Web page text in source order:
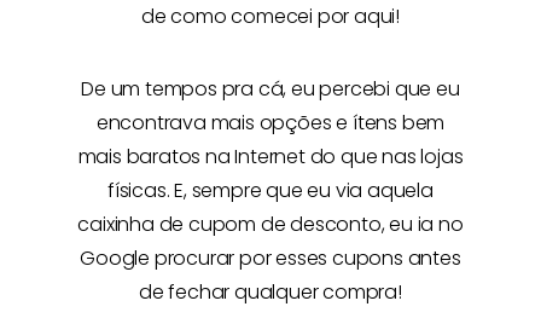
de como comecei por aqui!
De um tempos pra cá, eu percebi que eu
encontrava mais opções e ítens bem
mais baratos na Internetdo que nas lojas
físicas. E, sempre que eu via aquela
caixinha de cupom de desconto, eu ia no
Google procurar por esses cupons antes
de fechar qualquer compra!